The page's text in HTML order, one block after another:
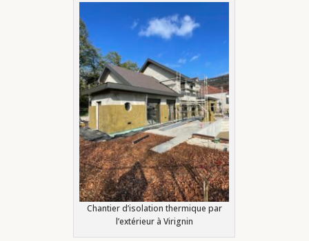
Chantier d’isolation thermique par
l’extérieur à Virignin